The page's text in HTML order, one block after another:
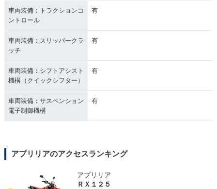
車両装備：トラクションコ
ントロール
有
車両装備：スリッパークラ
ッチ
有
車両装備：シフトアシスト
機構（クイックシフター）
有
車両装備：サスペンション
電子制御機構
有
アプリリアのアクセスランキング
アプリリア
ＲＸ１２５